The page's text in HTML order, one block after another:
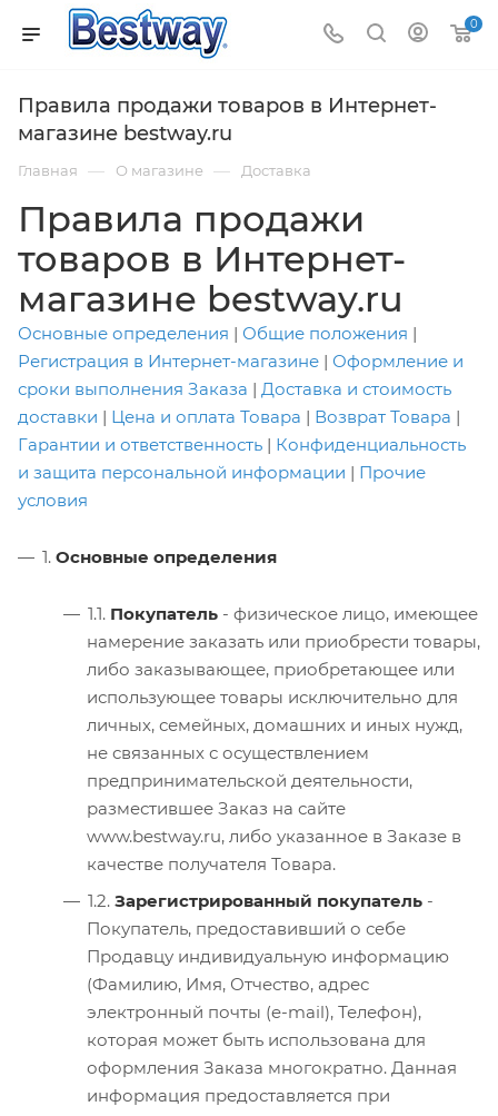
0
Правила продажи товаров в Интернет-
магазине bestway.ru
Главная — О магазине — Доставка
Правила продажи
товаров в Интернет-
магазине bestway.ru
Основные определения | Общие положения |
Регистрация в Интернет-магазине | Оформление и
сроки выполнения Заказа | Доставка и стоимость
доставки | Цена и оплата Товара | Возврат Товара |
Гарантии и ответственность | Конфиденциальность
и защита персональной информации | Прочие
условия
1. Основные определения
1.1. Покупатель - физическое лицо, имеющее
намерение заказать или приобрести товары,
либо заказывающее, приобретающее или
использующее товары исключительно для
личных, семейных, домашних и иных нужд,
не связанных с осуществлением
предпринимательской деятельности,
разместившее Заказ на сайте
www.bestway.ru, либо указанное в Заказе в
качестве получателя Товара.
1.2. Зарегистрированный покупатель -
Покупатель, предоставивший о себе
Продавцу индивидуальную информацию
(Фамилию, Имя, Отчество, адрес
электронный почты (e-mail), Телефон),
которая может быть использована для
оформления Заказа многократно. Данная
информация предоставляется при